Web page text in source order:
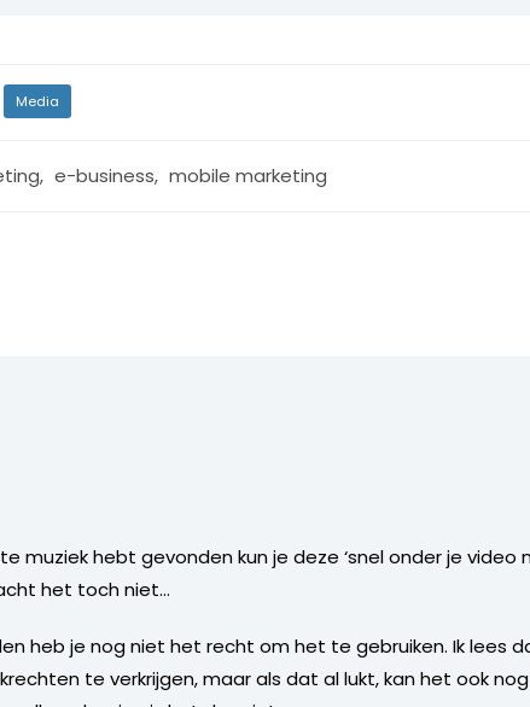
Media
, e-business, mobile marketing
muziek hebt gevonden kun je deze ‘snel onder je video
het toch niet…
heb je nog niet het recht om het te gebruiken. Ik lees
te verkrijgen, maar als dat al lukt, kan het ook